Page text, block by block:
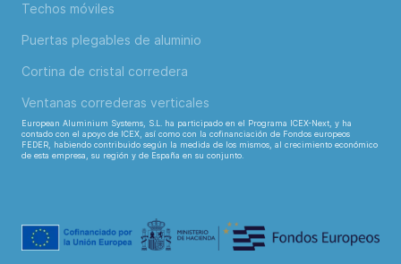
Techos móviles
Puertas plegables de aluminio
Cortina de cristal corredera
Ventanas correderas verticales
European Aluminium Systems, S.L. ha participado en el Programa ICEX-Next, y ha
contado con el apoyo de ICEX, así como con la cofinanciación de Fondos europeos
FEDER, habiendo contribuido según la medida de los mismos, al crecimiento económico
de esta empresa, su región y de España en su conjunto.